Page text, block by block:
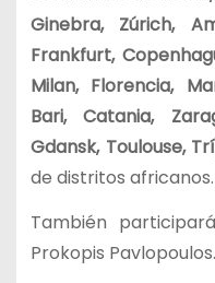
Ginebra, Zúrich,
Frankfurt,
Milan, Florencia,
Bari, Catania,
Gdansk, Toulouse,
de distritos africanos.
También
Prokopis Pavlopoulos.